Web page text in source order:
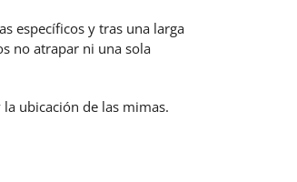
específicos y tras una larga
no atrapar ni una sola
ubicación de las mimas.